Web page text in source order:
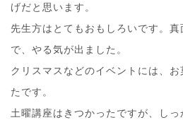
げだと思います。
先生方はとてもおもしろいです。
で、やる気が出ました。
クリスマスなどのイベントには、
たです。
土曜講座はきつかったですが、し